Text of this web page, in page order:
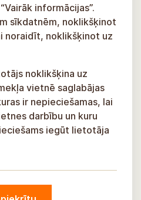
informācijas”.
sīkdatnēm, noklikšķinot
noraidīt, noklikšķinot uz
noklikšķina uz
vietnē saglabājas
ir nepieciešamas, lai
darbību un kuru
iegūt lietotāja